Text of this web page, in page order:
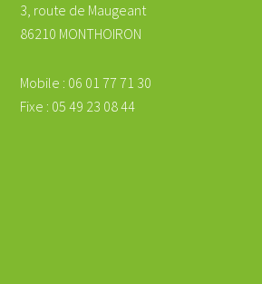
3, route de Maugeant
86210 MONTHOIRON
Mobile : 06 01 77 71 30
Fixe : 05 49 23 08 44